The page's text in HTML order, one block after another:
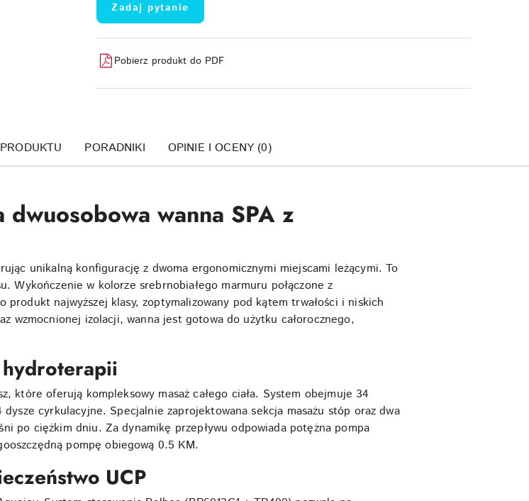
Zadaj pytanie
Pobierz produkt do PDF
PORADNIKI OPINIE I OCENY (0)
wanna SPA z
unikalną konfigurację z dwoma ergonomicznymi miejscami leżącymi. To
Wykończenie w kolorze srebrnobiałego marmuru połączone z
najwyższej klasy, zoptymalizowany pod kątem trwałości i niskich
wzmocnionej izolacji, wanna jest gotowa do użytku całorocznego,
hydroterapii
które oferują kompleksowy masaż całego ciała. System obejmuje 34
cyrkulacyjne. Specjalnie zaprojektowana sekcja masażu stóp oraz dwa
po ciężkim dniu. Za dynamikę przepływu odpowiada potężna pompa
pompę obiegową 0.5 KM.
UCP